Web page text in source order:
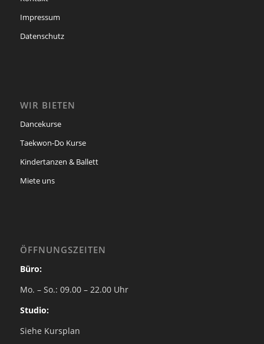
Impressum
Datenschutz
WIR BIETEN
Dancekurse
Taekwon-Do Kurse
Kindertanzen & Ballett
Miete uns
ÖFFNUNGSZEITEN
Büro:
Mo. – So.: 09.00 – 22.00 Uhr
Studio:
Siehe Kursplan